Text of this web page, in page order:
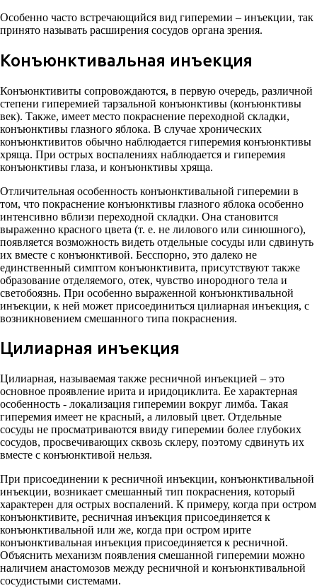
Особенно часто встречающийся вид гиперемии – инъекции, так
принято называть расширения сосудов органа зрения.
Конъюнктивальная инъекция
Конъюнктивиты сопровождаются, в первую очередь, различной
степени гиперемией тарзальной конъюнктивы (конъюнктивы
век). Также, имеет место покраснение переходной складки,
конъюнктивы глазного яблока. В случае хронических
конъюнктивитов обычно наблюдается гиперемия конъюнктивы
хряща. При острых воспалениях наблюдается и гиперемия
конъюнктивы глаза, и конъюнктивы хряща.
Отличительная особенность конъюнктивальной гиперемии в
том, что покраснение конъюнктивы глазного яблока особенно
интенсивно вблизи переходной складки. Она становится
выраженно красного цвета (т. е. не лилового или синюшного),
появляется возможность видеть отдельные сосуды или сдвинуть
их вместе с конъюнктивой. Бесспорно, это далеко не
единственный симптом конъюнктивита, присутствуют также
образование отделяемого, отек, чувство инородного тела и
светобоязнь. При особенно выраженной конъюнктивальной
инъекции, к ней может присоединиться цилиарная инъекция, с
возникновением смешанного типа покраснения.
Цилиарная инъекция
Цилиарная, называемая также ресничной инъекцией – это
основное проявление ирита и иридоциклита. Ее характерная
особенность - локализация гиперемии вокруг лимба. Такая
гиперемия имеет не красный, а лиловый цвет. Отдельные
сосуды не просматриваются ввиду гиперемии более глубоких
сосудов, просвечивающих сквозь склеру, поэтому сдвинуть их
вместе с конъюнктивой нельзя.
При присоединении к ресничной инъекции, конъюнктивальной
инъекции, возникает смешанный тип покраснения, который
характерен для острых воспалений. К примеру, когда при остром
конъюнктивите, ресничная инъекция присоединяется к
конъюнктивальной или же, когда при остром ирите
конъюнктивальная инъекция присоединяется к ресничной.
Объяснить механизм появления смешанной гиперемии можно
наличием анастомозов между ресничной и конъюнктивальной
сосудистыми системами.